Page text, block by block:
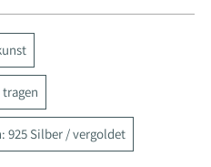
925 Silber / vergoldet